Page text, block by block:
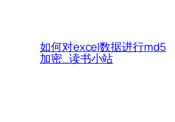
如何对excel数据进行md5
加密_读书小站